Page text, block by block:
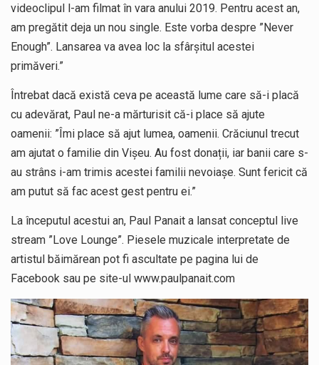
videoclipul l-am filmat în vara anului 2019. Pentru acest an,
am pregătit deja un nou single. Este vorba despre ”Never
Enough”. Lansarea va avea loc la sfârșitul acestei
primăveri.”
Întrebat dacă există ceva pe această lume care să-i placă
cu adevărat, Paul ne-a mărturisit că-i place să ajute
oamenii: ”Îmi place să ajut lumea, oamenii. Crăciunul trecut
am ajutat o familie din Vișeu. Au fost donații, iar banii care s-
au strâns i-am trimis acestei familii nevoiașe. Sunt fericit că
am putut să fac acest gest pentru ei.”
La începutul acestui an, Paul Panait a lansat conceptul live
stream ”Love Lounge”. Piesele muzicale interpretate de
artistul băimărean pot fi ascultate pe pagina lui de
Facebook sau pe site-ul www.paulpanait.com